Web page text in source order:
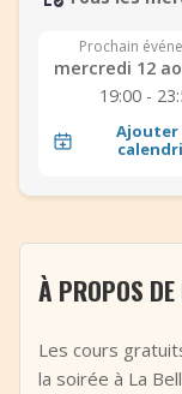
Prochain
mercredi 12
19:00 -
Ajouter
À PROPOS DE
Les cours
la soirée à La